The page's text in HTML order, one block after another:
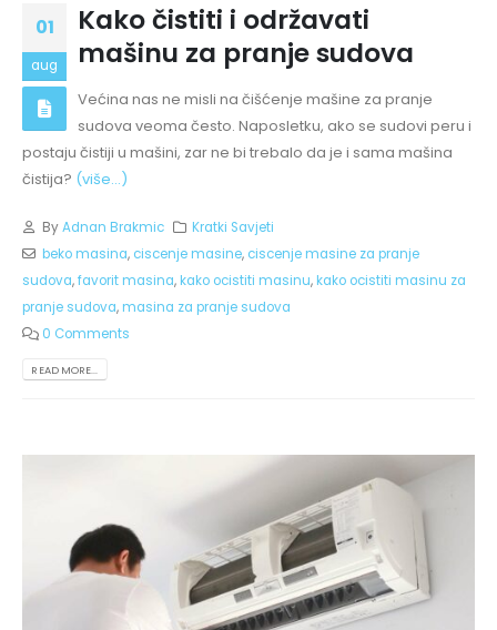
01
aug
Kako čistiti i održavati
mašinu za pranje sudova
Većina nas ne misli na čišćenje mašine za pranje
sudova veoma često. Naposletku, ako se sudovi peru i
postaju čistiji u mašini, zar ne bi trebalo da je i sama mašina
čistija? (više…)
ByAdnan Brakmic
Kratki Savjeti
beko masina, ciscenje masine, ciscenje masine za pranje
sudova,favorit masina,kako ocistiti masinu,kako ocistiti masinu za
pranje sudova,masina za pranje sudova
0 Comments
READ MORE...